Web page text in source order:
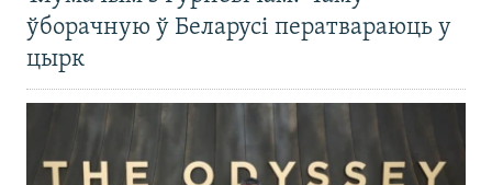
ўборачную ў Беларусі ператвараюць у
цырк